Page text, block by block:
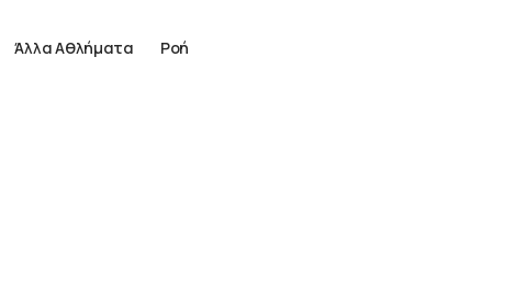
Άλλα Αθλήματα Ροή